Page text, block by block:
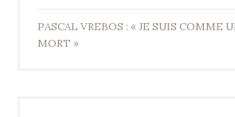
PASCAL VREBOS : « JE SUIS COMME
MORT »